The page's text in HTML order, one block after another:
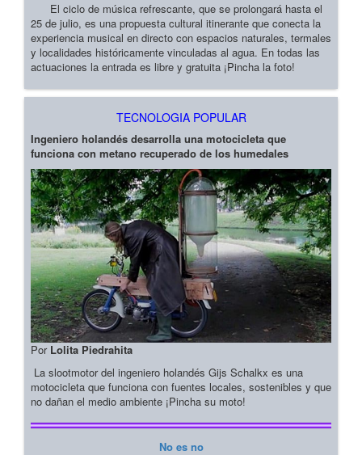
El ciclo de música refrescante, que se prolongará hasta el
25 de julio, es una propuesta cultural itinerante que conecta la
experiencia musical en directo con espacios naturales, termales
y localidades históricamente vinculadas al agua. En todas las
actuaciones la entrada es libre y gratuita ¡Pincha la foto!
TECNOLOGIA POPULAR
Ingeniero holandés desarrolla una motocicleta que
funciona con metano recuperado de los humedales
Por Lolita Piedrahita
La slootmotor del ingeniero holandés Gijs Schalkx es una
motocicleta que funciona con fuentes locales, sostenibles y que
no dañan el medio ambiente ¡Pincha su moto!
No es no